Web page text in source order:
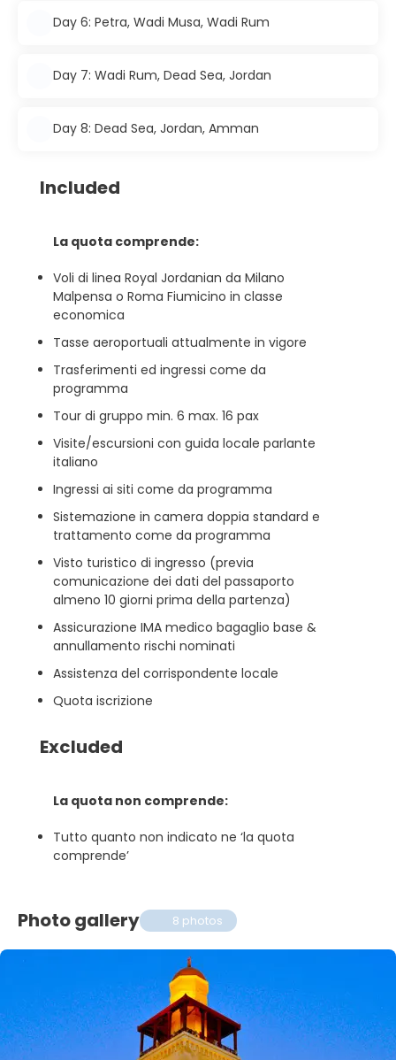
Day 6: Petra, Wadi Musa, Wadi Rum
Day 7: Wadi Rum, Dead Sea, Jordan
Day 8: Dead Sea, Jordan, Amman
Included
La quota comprende:
Voli di linea Royal Jordanian da Milano
Malpensa o Roma Fiumicino in classe
economica
Tasse aeroportuali attualmente in vigore
Trasferimenti ed ingressi come da
programma
Tour di gruppo min. 6 max. 16 pax
Visite/escursioni con guida locale parlante
italiano
Ingressi ai siti come da programma
Sistemazione in camera doppia standard e
trattamento come da programma
Visto turistico di ingresso (previa
comunicazione dei dati del passaporto
almeno 10 giorni prima della partenza)
Assicurazione IMA medico bagaglio base &
annullamento rischi nominati
Assistenza del corrispondente locale
Quota iscrizione
Excluded
La quota non comprende:
Tutto quanto non indicato ne ‘la quota
comprende’
Photo gallery 8 photos